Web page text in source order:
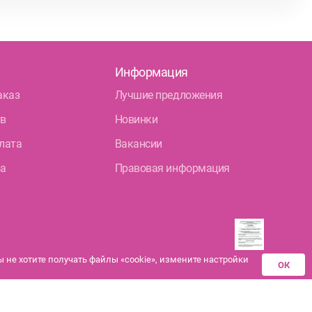
Информация
Лучшие предложения
Новинки
Вакансии
Правовая информация
Разрешения аптек-
партнеров на
хотите получать файлы «cookie», измените настройки ОК